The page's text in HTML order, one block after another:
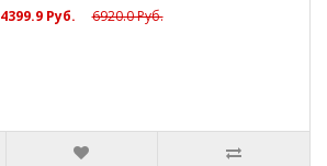
4399.9 Руб.
6920.0 Руб.